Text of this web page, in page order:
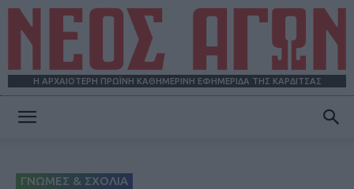
Η ΑΡΧΑΙΟΤΕΡΗ ΠΡΩΪΝΗ ΚΑΘΗΜΕΡΙΝΗ ΕΦΗΜΕΡΙΔΑ ΤΗΣ ΚΑΡΔΙΤΣΑΣ
ΓΝΩΜΕΣ & ΣΧΟΛΙΑ